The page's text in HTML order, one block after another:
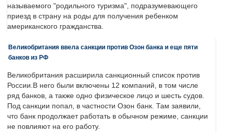
называемого "родильного туризма", подразумевающего
приезд в страну на роды для получения ребенком
американского гражданства.
Великобритания ввела санкции против Озон банка и еще пяти
банков из РФ
Великобритания расширила санкционный список против
России.В него были включены 12 компаний, в том числе
ряд банков, а также одно физическое лицо и шесть судов.
Под санкции попал, в частности Озон банк. Там заявили,
что банк продолжает работать в обычном режиме, санкции
не повлияют на его работу.